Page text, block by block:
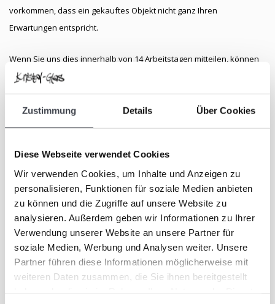
Zustimmung Details Über Cookies
Diese Webseite verwendet Cookies
Wir verwenden Cookies, um Inhalte und Anzeigen zu
personalisieren, Funktionen für soziale Medien anbieten
zu können und die Zugriffe auf unsere Website zu
analysieren. Außerdem geben wir Informationen zu Ihrer
Verwendung unserer Website an unsere Partner für
soziale Medien, Werbung und Analysen weiter. Unsere
Partner führen diese Informationen möglicherweise mit
weiteren Daten zusammen, die Sie ihnen bereitgestellt
vorkommen, dass ein gekauftes Objekt nicht ganz Ihren
Erwartungen entspricht.
Wenn Sie uns dies innerhalb von 14 Arbeitstagen mitteilen, können
Sie das Objekt zurückgeben. In diesem Fall erhalten Sie
selbstverständlich den vollen Kaufpreis zurück.
entdeckt. Neben unserem Webshop bieten wir Ihnen deshalb die
Möglichkeit, unsere gesamte Kollektion in unserer Galerie in der
Hoogstraat 45 in Leerdam zu besichtigen.
Unsere Galerie ist mittwochs, donnerstags und freitags von 13:00 bis
17:00 Uhr sowie samstags von 10:00 bis 17:00 Uhr für Sie geöffnet.
Nach Vereinbarung empfangen wir Sie auch gerne am Abend.